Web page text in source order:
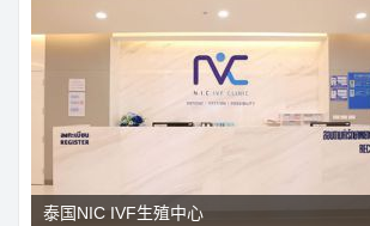
泰国NIC IVF生殖中心